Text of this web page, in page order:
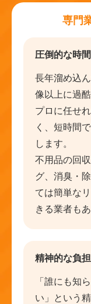
専門
圧倒的な時
長年溜め込
像以上に過
プロに任せ
く、短時間
します。
不用品の回
グ、消臭・
ては簡単な
きる業者もあ
精神的な負
「誰にも知
い」という